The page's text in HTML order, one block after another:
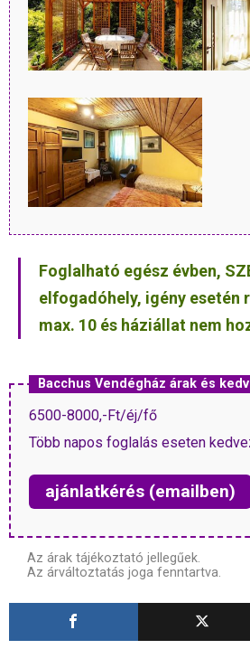
Foglalható egész évben,
elfogadóhely, igény esetén
max. 10 és háziállat nem
Bacchus Vendégház árak és
6500-8000,-Ft/éj/fő
Több napos foglalás eseten
ajánlatkérés (emailben)
Az árak tájékoztató jellegűek.
Az árváltoztatás joga fenntartva.